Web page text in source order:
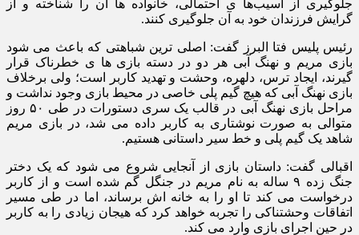
جلوگیری از آسیب‌ها ی احتمالی، خانواده ها آن را شناخته و از
گرایش فرزندان خود به آن جلوگیری کنند.
رئیس پلیس فتا البرز گفت: اصلی ترین شباهتی که باعث می شود
بازی مریم و نهنگ آبی هر دو در دسته بازی ها ی خطرناک قرار
گیرند، ایجاد ترس، دلهره، وحشت و تهدید کاربر است؛ ولی برخلاف
بازی نهنگ آبی که هیچ گیم پلی خاصی در محیط بازی وجود نداشت و
مراحل بازی نهنگ آبی در قالب یک سری دستورات در طی ۵۰ روز
متوالی به صورت نوشتاری به کاربر داده می شد، در بازی مریم
شاهد یک گیم پلی و خط سیر داستانی هستیم.
اقبالی گفت: داستان بازی از آنجایی شروع می شود که یک دختر
جنگ زده ۹ ساله به نام مریم در جنگل گم شده است و از کاربر
درخواست می کند تا او را به خانه اش برساند، اما در طی مسیر
اتفاقات وحشتناکی را تجربه خواهد کرد که هیجان زیادی را به کاربر
در حین اجرای بازی وارد می کند.